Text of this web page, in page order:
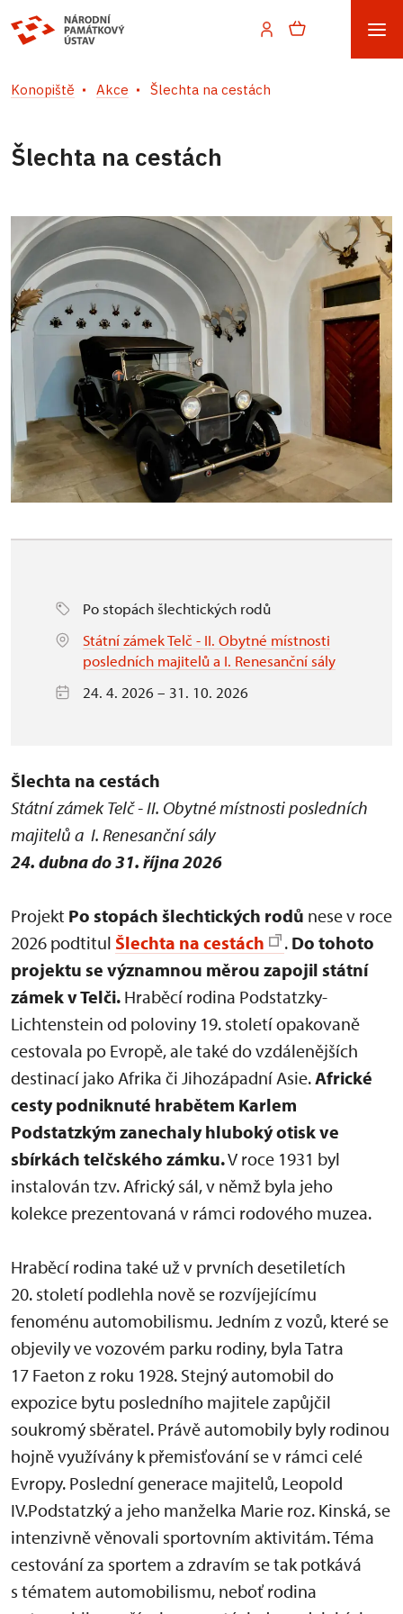
Konopiště Akce Šlechta na cestách
Šlechta na cestách
Po stopách šlechtických rodů
Státní zámek Telč - II. Obytné místnosti
posledních majitelů a I. Renesanční sály
24. 4. 2026 – 31. 10. 2026
Šlechta na cestách
Státní zámek Telč - II. Obytné místnosti posledních
majitelů a I. Renesanční sály
24. dubna do 31. října 2026
Projekt Po stopách šlechtických rodů nese v roce
2026 podtitul Šlechta na cestách . Do tohoto
projektu se významnou měrou zapojil státní
zámek v Telči. Hraběcí rodina Podstatzky-
Lichtenstein od poloviny 19. století opakovaně
cestovala po Evropě, ale také do vzdálenějších
destinací jako Afrika či Jihozápadní Asie.Africké
cesty podniknuté hrabětem Karlem
Podstatzkým zanechaly hluboký otisk ve
sbírkách telčského zámku.V roce 1931 byl
instalován tzv. Africký sál, v němž byla jeho
kolekce prezentovaná v rámci rodového muzea.
Hraběcí rodina také už v prvních desetiletích
20. století podlehla nově se rozvíjejícímu
fenoménu automobilismu. Jedním z vozů, které se
objevily ve vozovém parku rodiny, byla Tatra
17 Faeton z roku 1928. Stejný automobil do
expozice bytu posledního majitele zapůjčil
soukromý sběratel. Právě automobily byly rodinou
hojně využívány k přemisťování se v rámci celé
Evropy. Poslední generace majitelů, Leopold
IV.Podstatzký a jeho manželka Marie roz. Kinská, se
intenzivně věnovali sportovním aktivitám. Téma
cestování za sportem a zdravím se tak potkává
s tématem automobilismu, neboť rodina